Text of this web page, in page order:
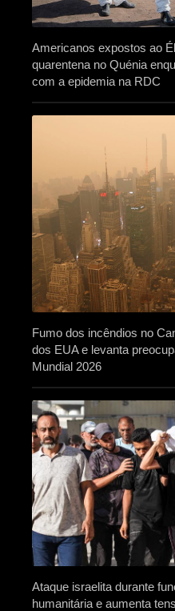
Americanos expostos ao
quarentena no Quénia
com a epidemia na RDC
Fumo dos incêndios no
dos EUA e levanta
Mundial 2026
Ataque israelita durante
humanitária e aumenta